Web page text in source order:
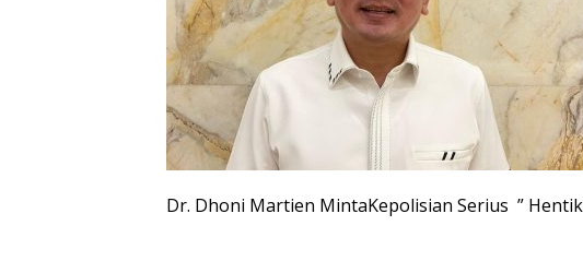
Dr. Dhoni Martien MintaKepolisian Serius ”